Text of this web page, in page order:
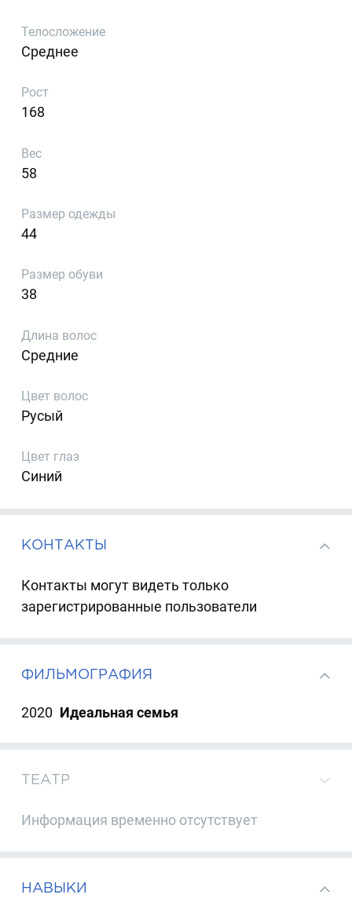
Телосложение
Среднее
Рост
168
Вес
58
Размер одежды
44
Размер обуви
38
Длина волос
Средние
Цвет волос
Русый
Цвет глаз
Синий
КОНТАКТЫ
Контакты могут видеть только
зарегистрированные пользователи
ФИЛЬМОГРАФИЯ
2020 Идеальная семья
ТЕАТР
Информация временно отсутствует
НАВЫКИ